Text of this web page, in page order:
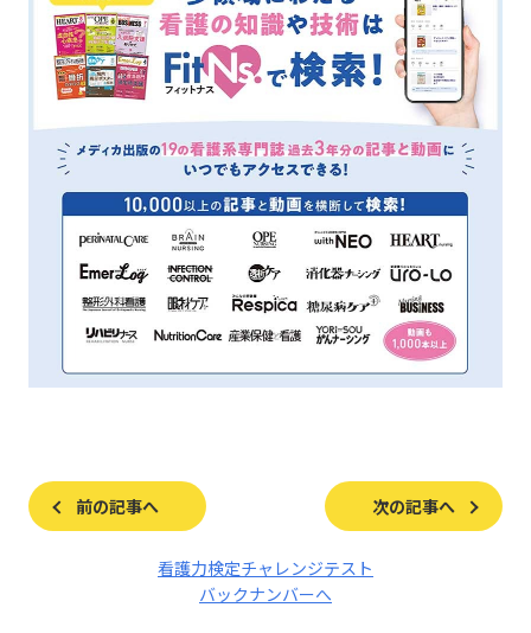
前の記事へ 次の記事へ
看護力検定チャレンジテスト
バックナンバーへ